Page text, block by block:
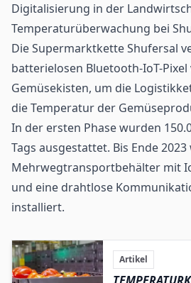
Digitalisierung in der
Temperaturüberwachung bei
Die Supermarktkette Shufersal
batterielosen Bluetooth-IoT-
Gemüsekisten, um die
die Temperatur der
In der ersten Phase wurden
Tags ausgestattet. Bis Ende
Mehrwegtransportbehälter mit
und eine drahtlose
installiert.
Artikel